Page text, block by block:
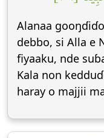
Alanaa
debbo, si Alla e
fiyaaku, nde
Kala non
haray o majjii